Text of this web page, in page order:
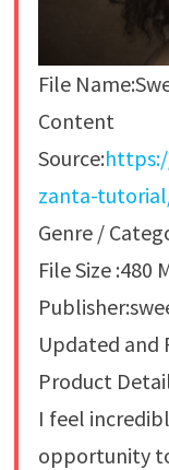
File
Content
Source:
zanta-
Genre /
File Size :480
Updated and
Product
I feel
opportunity